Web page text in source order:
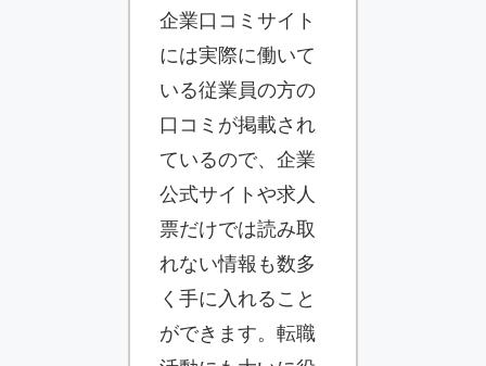
企業口コミサイト
には実際に働いて
いる従業員の方の
口コミが掲載され
ているので、企業
公式サイトや求人
票だけでは読み取
れない情報も数多
く手に入れること
ができます。転職